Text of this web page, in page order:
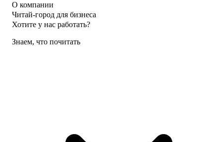
О компании
Читай-город для бизнеса
Хотите у нас работать?
Знаем, что почитать